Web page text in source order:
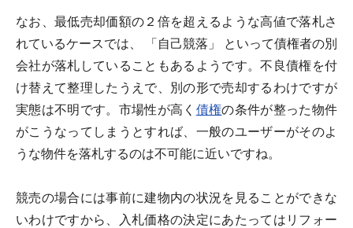
なお、最低売却価額の２倍を超えるような高値で落札さ
れているケースでは、 「自己競落」 といって債権者の別
会社が落札していることもあるようです。不良債権を付
け替えて整理したうえで、別の形で売却するわけですが
実態は不明です。市場性が高く 債権の条件が整った物件
がこうなってしまうとすれば、一般のユーザーがそのよ
うな物件を落札するのは不可能に近いですね。
競売の場合には事前に建物内の状況を見ることができな
いわけですから、入札価格の決定にあたってはリフォー